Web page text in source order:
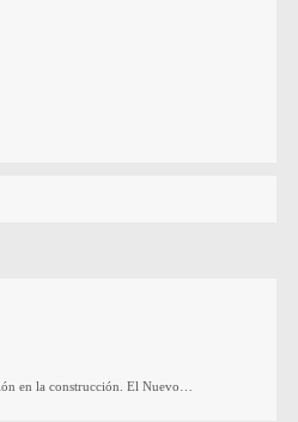
en la construcción. El Nuevo…